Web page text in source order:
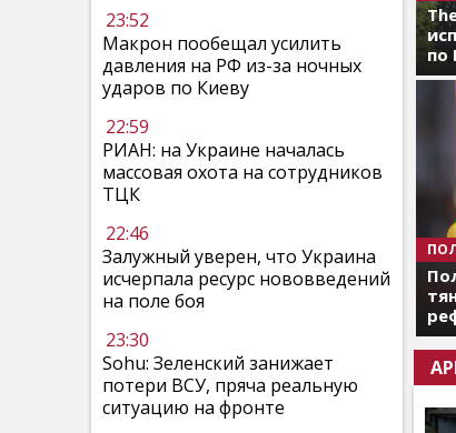
23:52
Макрон пообещал усилить
давления на РФ из-за ночных
ударов по Киеву
22:59
РИАН: на Украине началась
массовая охота на сотрудников
ТЦК
22:46
Залужный уверен, что Украина
исчерпала ресурс нововведений
на поле боя
23:30
Sohu: Зеленский занижает
потери ВСУ, пряча реальную
ситуацию на фронте
по